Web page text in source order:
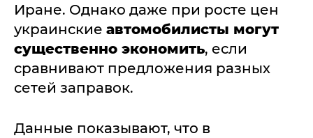
Иране. Однако даже при росте цен
украинские автомобилисты могут
существенно экономить, если
сравнивают предложения разных
сетей заправок.
Данные показывают, что в